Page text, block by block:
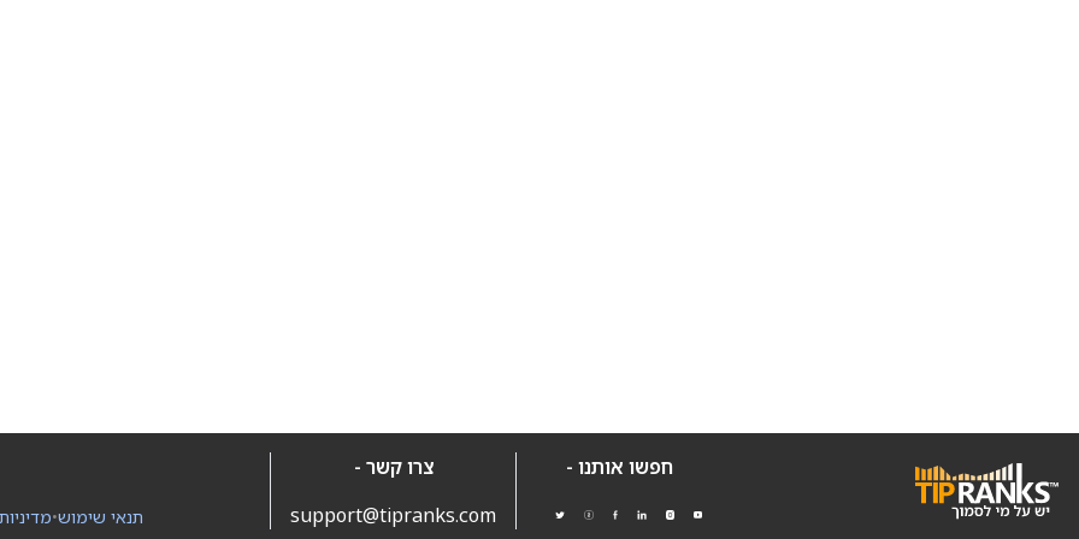
חפשו אותנו -
צרו קשר -
support@tipranks.com
•תנאי שימוש